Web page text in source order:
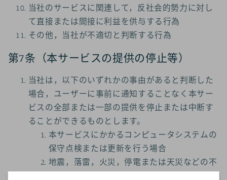
当社のサービスに関連して，反社会的勢力に対し
て直接または間接に利益を供与する行為
その他，当社が不適切と判断する行為
第7条（本サービスの提供の停止等）
当社は，以下のいずれかの事由があると判断した
場合，ユーザーに事前に通知することなく本サー
ビスの全部または一部の提供を停止または中断す
ることができるものとします。
本サービスにかかるコンピュータシステムの
保守点検または更新を行う場合
地震，落雷，火災，停電または天災などの不